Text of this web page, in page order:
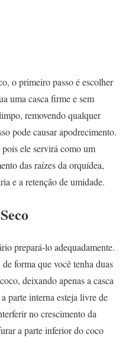
o primeiro passo é escolher
uma casca firme e sem
removendo qualquer
pode causar apodrecimento.
ele servirá como um
das raízes da orquídea,
e a retenção de umidade.
prepará-lo adequadamente.
forma que você tenha duas
deixando apenas a casca
parte interna esteja livre de
no crescimento da
a parte inferior do coco